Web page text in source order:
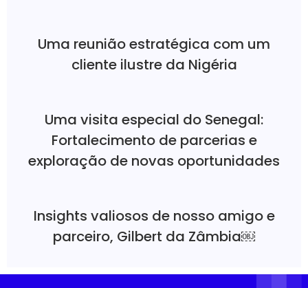
Uma reunião estratégica com um
cliente ilustre da Nigéria
Uma visita especial do Senegal:
Fortalecimento de parcerias e
exploração de novas oportunidades
Insights valiosos de nosso amigo e
parceiro, Gilbert da Zâmbia￼